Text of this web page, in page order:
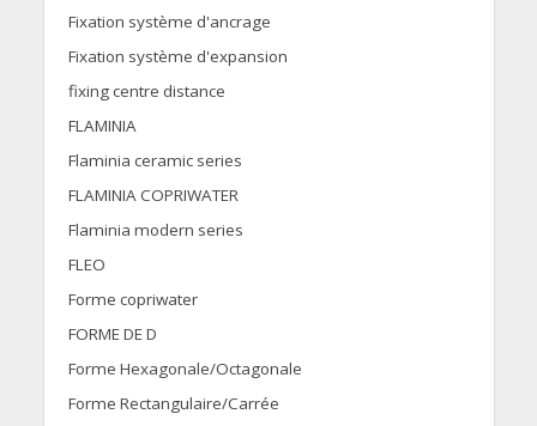
Fixation système d'ancrage
Fixation système d'expansion
fixing centre distance
FLAMINIA
Flaminia ceramic series
FLAMINIA COPRIWATER
Flaminia modern series
FLEO
Forme copriwater
FORME DE D
Forme Hexagonale/Octagonale
Forme Rectangulaire/Carrée